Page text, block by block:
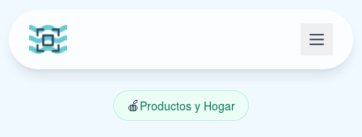
🍎 Productos y Hogar